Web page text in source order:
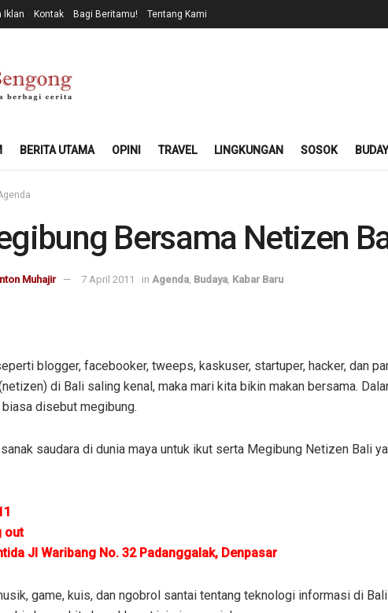
Iklan Kontak Bagi Beritamu! Tentang Kami
BERITA UTAMA OPINI TRAVEL LINGKUNGAN SOSOK
Bersama Netizen
Muhajir 7 April 2011 in Agenda Budaya Kabar Baru
blogger, facebooker, tweeps, kaskuser, startuper, hacker, dan
di Bali saling kenal, maka mari kita bikin makan bersama.
disebut megibung.
saudara di dunia maya untuk ikut serta Megibung Netizen Bali
out
Jl Waribang No. 32 Padanggalak, Denpasar
game, kuis, dan ngobrol santai tentang teknologi informasi di